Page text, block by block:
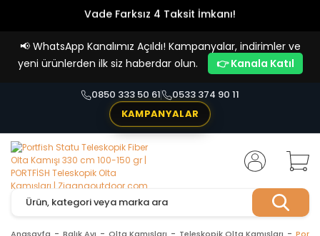
Vade Farksız 4 Taksit İmkanı!
📢 WhatsApp Kanalımız Açıldı! Kampanyalar, indirimler ve
yeni ürünlerden ilk siz haberdar olun.
👉 Kanala Katıl
0850 333 50 61
0533 374 90 11
KAMPANYALAR